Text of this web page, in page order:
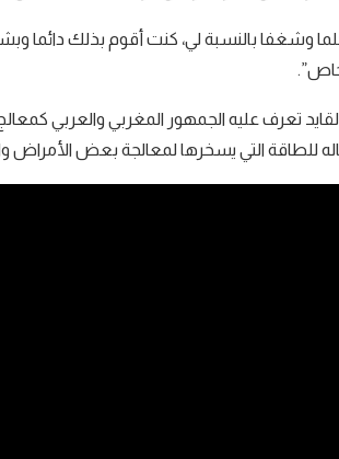
حلما وشغفا بالنسبة لي، كنت أقوم بذلك
تعرف عليه الجمهور المغربي والعربي
للطاقة التي يسخرها لمعالجة بعض الأمراض